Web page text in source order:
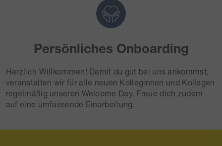
Persönliches Onboarding
Herzlich Willkommen! Damit du gut bei uns ankommst,
veranstalten wir für alle neuen Kolleginnen und Kollegen
regelmäßig unseren Welcome Day. Freue dich zudem
auf eine umfassende Einarbeitung.